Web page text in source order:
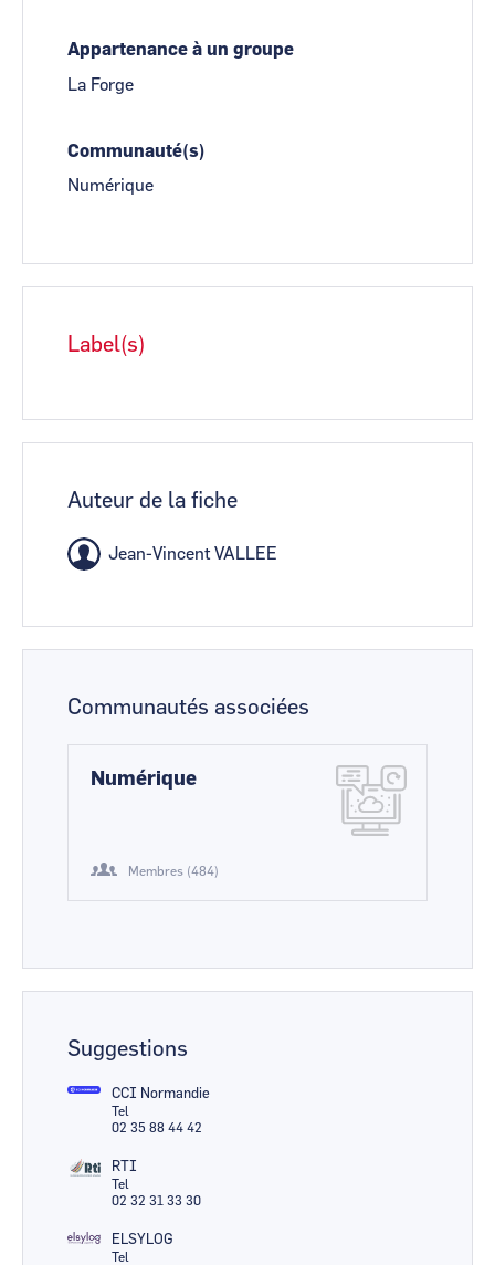
Appartenance à un groupe
La Forge
Communauté(s)
Numérique
Label(s)
Auteur de la fiche
Jean-Vincent VALLEE
Communautés associées
Numérique
Membres (484)
Suggestions
CCI Normandie
Tel
02 35 88 44 42
RTI
Tel
02 32 31 33 30
ELSYLOG
Tel